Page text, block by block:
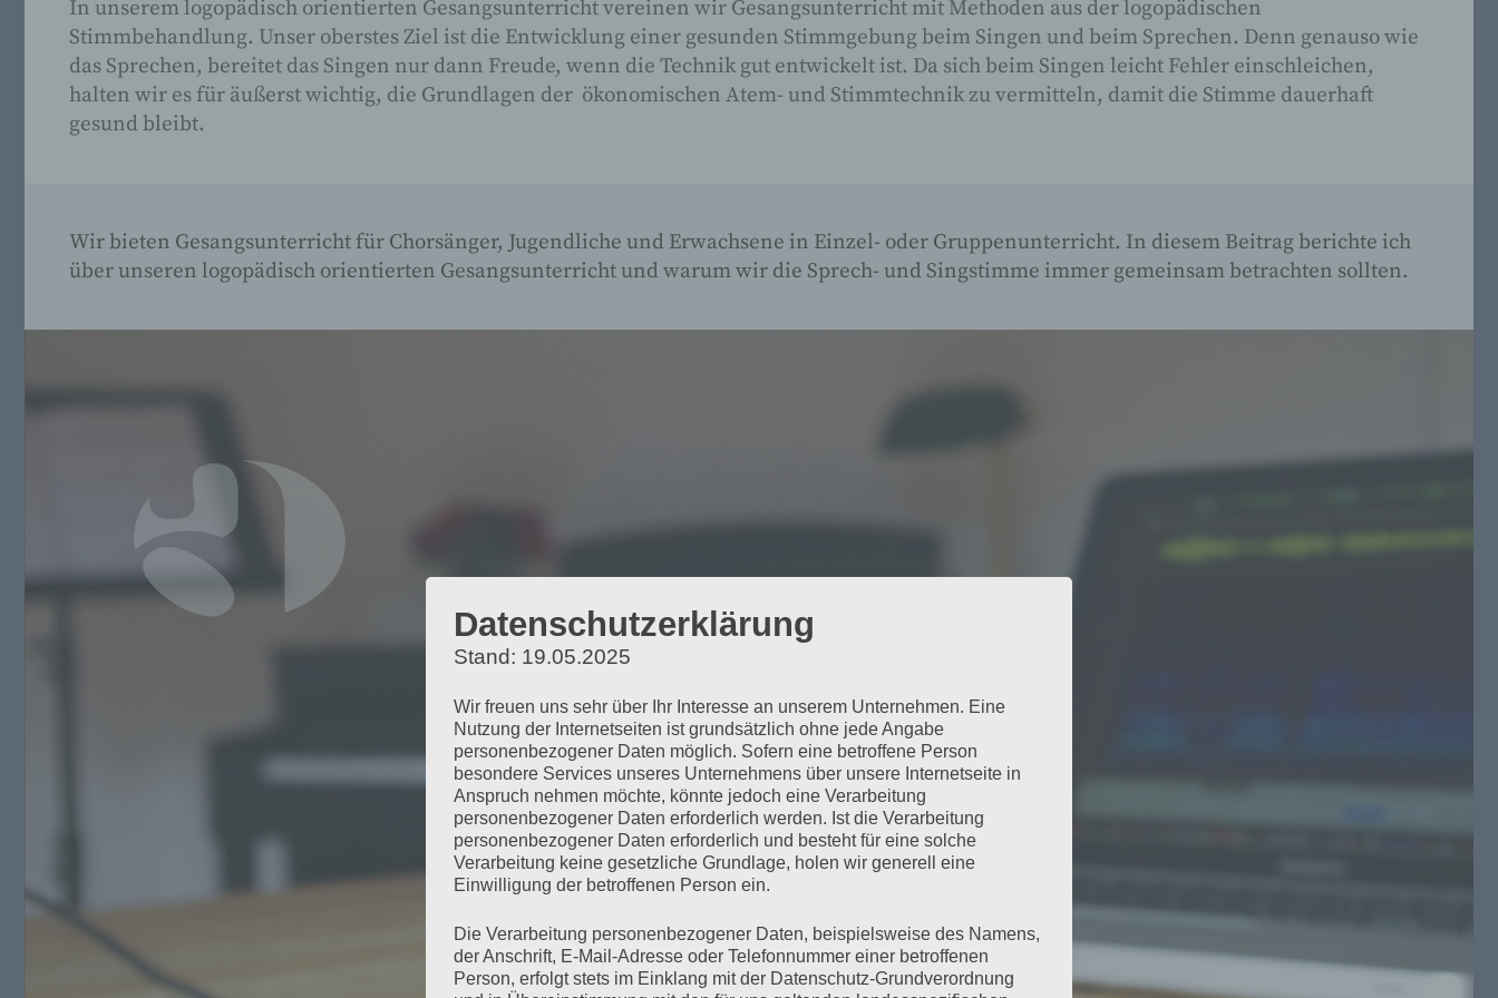
In unserem logopädisch orientierten Gesangsunterricht vereinen wir Gesangsunterricht mit Methoden aus der logopädischen
Stimmbehandlung. Unser oberstes Ziel ist die Entwicklung einer gesunden Stimmgebung beim Singen und beim Sprechen. Denn genauso wie
das Sprechen, bereitet das Singen nur dann Freude, wenn die Technik gut entwickelt ist. Da sich beim Singen leicht Fehler einschleichen,
halten wir es für äußerst wichtig, die Grundlagen der ökonomischen Atem- und Stimmtechnik zu vermitteln, damit die Stimme dauerhaft
gesund bleibt.
Wir bieten Gesangsunterricht für Chorsänger, Jugendliche und Erwachsene in Einzel- oder Gruppenunterricht. In diesem Beitrag berichte ich
über unseren logopädisch orientierten Gesangsunterricht und warum wir die Sprech- und Singstimme immer gemeinsam betrachten sollten.
Datenschutzerklärung
Stand: 19.05.2025
Wir freuen uns sehr über Ihr Interesse an unserem Unternehmen. Eine
Nutzung der Internetseiten ist grundsätzlich ohne jede Angabe
personenbezogener Daten möglich. Sofern eine betroffene Person
besondere Services unseres Unternehmens über unsere Internetseite in
Anspruch nehmen möchte, könnte jedoch eine Verarbeitung
personenbezogener Daten erforderlich werden. Ist die Verarbeitung
personenbezogener Daten erforderlich und besteht für eine solche
Verarbeitung keine gesetzliche Grundlage, holen wir generell eine
Einwilligung der betroffenen Person ein.
Die Verarbeitung personenbezogener Daten, beispielsweise des Namens,
der Anschrift, E-Mail-Adresse oder Telefonnummer einer betroffenen
Person, erfolgt stets im Einklang mit der Datenschutz-Grundverordnung